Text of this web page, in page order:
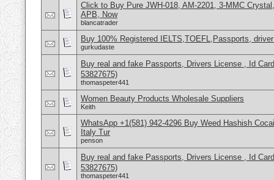
Click to Buy Pure JWH-018, AM-2201, 3-MMC
APB, Now
blancatrader
Buy 100% Registered IELTS,TOEFL,Passports,
gurkudaste
Buy real and fake Passports, Drivers License , Id
53827675)
thomaspeter441
Women Beauty Products Wholesale Suppliers
Keith
WhatsApp +1(581) 942-4296 Buy Weed Hashish
Italy Tur
penson
Buy real and fake Passports, Drivers License , Id
53827675)
thomaspeter441